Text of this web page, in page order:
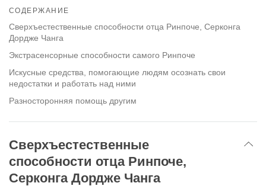
facebook
СОДЕРЖАНИЕ
Сверхъестественные способности отца Ринпоче, Серконга
Дордже Чанга
Экстрасенсорные способности самого Ринпоче
Искусные средства, помогающие людям осознать свои
недостатки и работать над ними
Разносторонняя помощь другим
Сверхъестественные
способности отца Ринпоче,
Серконга Дордже Чанга